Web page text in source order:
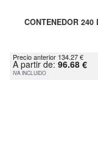
CONTENEDOR 240
Precio anterior 134.27 €
A partir de: 96.68 €
IVA INCLUIDO